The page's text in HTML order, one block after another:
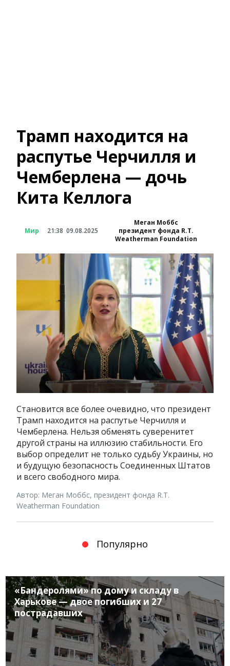
Трамп находится на
распутье Черчилля и
Чемберлена — дочь
Кита Келлога
Мир 21:38 09.08.2025
Меган Моббс
президент фонда R.T.
Weatherman Foundation
Становится все более очевидно, что президент
Трамп находится на распутье Черчилля и
Чемберлена. Нельзя обменять суверенитет
другой страны на иллюзию стабильности. Его
выбор определит не только судьбу Украины, но
и будущую безопасность Соединенных Штатов
и всего свободного мира.
Автор: Меган Моббс, президент фонда R.T.
Weatherman Foundation
Популярно
«Бандеролями» по дому и складу в
Харькове — двое погибших и 27
пострадавших